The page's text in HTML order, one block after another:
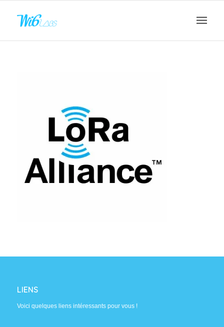
LIENS
Voici quelques liens intéressants pour vous !